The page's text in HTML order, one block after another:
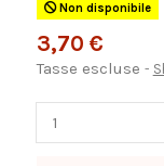
Non disponibile
3,70 €
Tasse escluse